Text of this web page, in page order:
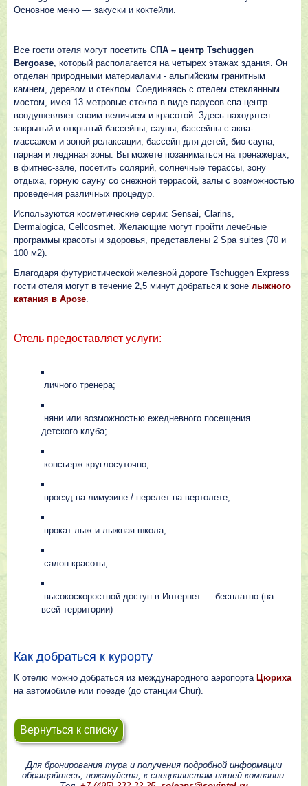
Основное меню — закуски и коктейли.
Все гости отеля могут посетить СПА – центр Tschuggen
Bergoase, который располагается на четырех этажах здания. Он
отделан природными материалами - альпийским гранитным
камнем, деревом и стеклом. Соединяясь с отелем стеклянным
мостом, имея 13-метровые стекла в виде парусов спа-центр
воодушевляет своим величием и красотой. Здесь находятся
закрытый и открытый бассейны, сауны, бассейны с аква-
массажем и зоной релаксации, бассейн для детей, био-сауна,
парная и ледяная зоны. Вы можете позаниматься на тренажерах,
в фитнес-зале, посетить солярий, солнечные терассы, зону
отдыха, горную сауну co снежной террасой, залы с возможностью
проведения различных процедур.
Используются косметические серии: Sensai, Clarins,
Dermalogica, Cellcosmet. Желающие могут пройти лечебные
программы красоты и здоровья, представлены 2 Spa suites (70 и
100 м2).
Благодаря футуристической железной дороге Tschuggen Express
гости отеля могут в течение 2,5 минут добраться к зоне лыжного
катания в Арозе.
Отель предоставляет услуги:
личного тренера;
няни или возможностью ежедневного посещения
детского клуба;
консьерж круглосуточно;
проезд нa лимузине / перелет на вертолете;
прокат лыж и лыжная школа;
салон красоты;
высокоскоростной доступ в Интернет — бесплатно (на
всей территории)
.
Как добраться к курорту
К отелю можно добраться из международного аэропорта Цюриха
на автомобиле или поезде (дo станции Chur).
Вернуться к списку
Для бронирования тура и получения подробной информации
обращайтесь, пожалуйста, к специалистам нашей компании: